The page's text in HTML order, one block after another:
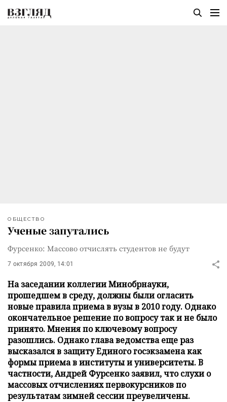
ОБЩЕСТВО
Ученые запутались
Фурсенко: Массово отчислять студентов не будут
7 октября 2009, 14:01
На заседании коллегии Минобрнауки,
прошедшем в среду, должны были огласить
новые правила приема в вузы в 2010 году. Однако
окончательное решение по вопросу так и не было
принято. Мнения по ключевому вопросу
разошлись. Однако глава ведомства еще раз
высказался в защиту Единого госэкзамена как
формы приема в институты и университеты. В
частности, Андрей Фурсенко заявил, что слухи о
массовых отчислениях первокурсников по
результатам зимней сессии преувеличены.